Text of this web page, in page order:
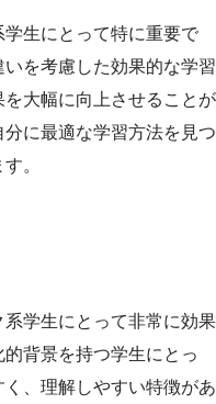
生にとって特に重要で
を考慮した効果的な学習
大幅に向上させることが
に最適な学習方法を見つ
。
学生にとって非常に効果
背景を持つ学生にとっ
、理解しやすい特徴があ